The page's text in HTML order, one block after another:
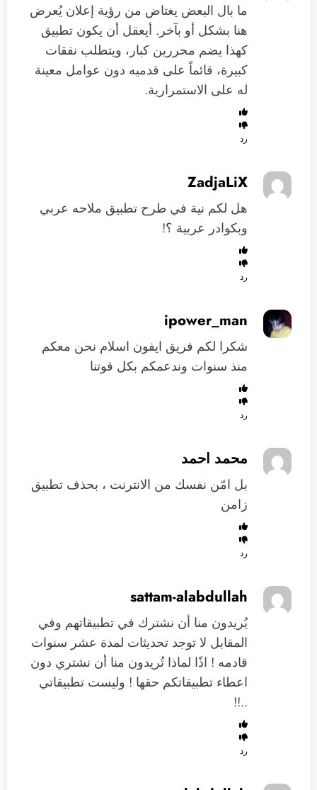
ما بال البعض يغتاض من رؤية إعلان يُعرض
هنا بشكل أو بآخر. أيعقل أن يكون تطبيق
كهذا يضم محررين كبار، ويتطلب نفقات
كبيرة، قائماً على قدميه دون عوامل معينة
له على الاستمرارية.
رد
ZadjaLiX
هل لكم نية في طرح تطبيق ملاحه عربي
وبكوادر عربية ؟!
رد
ipower_man
شكرا لكم فريق ايفون اسلام نحن معكم
منذ سنوات وندعمكم بكل قوتنا
رد
محمد احمد
بل امّن نفسك من الانترنت ، بحذف تطبيق
زامن
رد
sattam-alabdullah
يُريدون منا أن نشترك في تطبيقاتهم وفي
المقابل لا توجد تحديثات لمدة عشر سنوات
قادمه ! اذًا لماذا تُريدون منا أن نشتري دون
اعطاء تطبيقاتكم حقها ! وليست تطبيقاتي
..!!
رد